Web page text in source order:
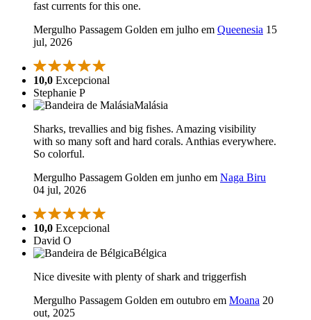
fast currents for this one.
Mergulho Passagem Golden em julho em Queenesia 15
jul, 2026
10,0 Excepcional
Stephanie P
Malásia
Sharks, trevallies and big fishes. Amazing visibility
with so many soft and hard corals. Anthias everywhere.
So colorful.
Mergulho Passagem Golden em junho em Naga Biru
04 jul, 2026
10,0 Excepcional
David O
Bélgica
Nice divesite with plenty of shark and triggerfish
Mergulho Passagem Golden em outubro em Moana 20
out, 2025